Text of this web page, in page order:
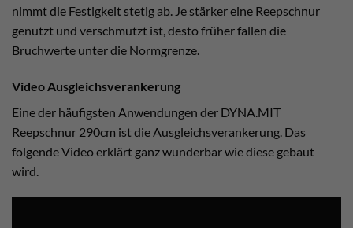
nimmt die Festigkeit stetig ab. Je stärker eine Reepschnur
genutzt und verschmutzt ist, desto früher fallen die
Bruchwerte unter die Normgrenze.
Video Ausgleichsverankerung
Eine der häufigsten Anwendungen der DYNA.MIT
Reepschnur 290cm ist die Ausgleichsverankerung. Das
folgende Video erklärt ganz wunderbar wie diese gebaut
wird.